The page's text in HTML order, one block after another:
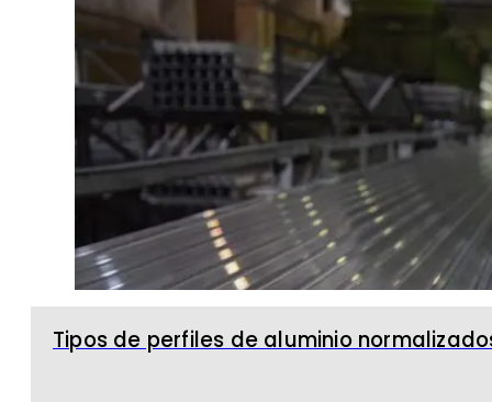
Tipos de perfiles de aluminio